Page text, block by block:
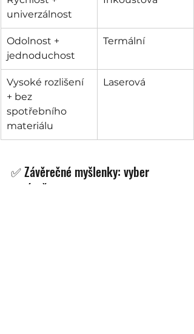
univerzálnost
Odolnost +
jednoduchost
Termální
Vysoké rozlišení
+ bez
spotřebního
materiálu
Laserová
✅ Závěrečné myšlenky: vyber
správně